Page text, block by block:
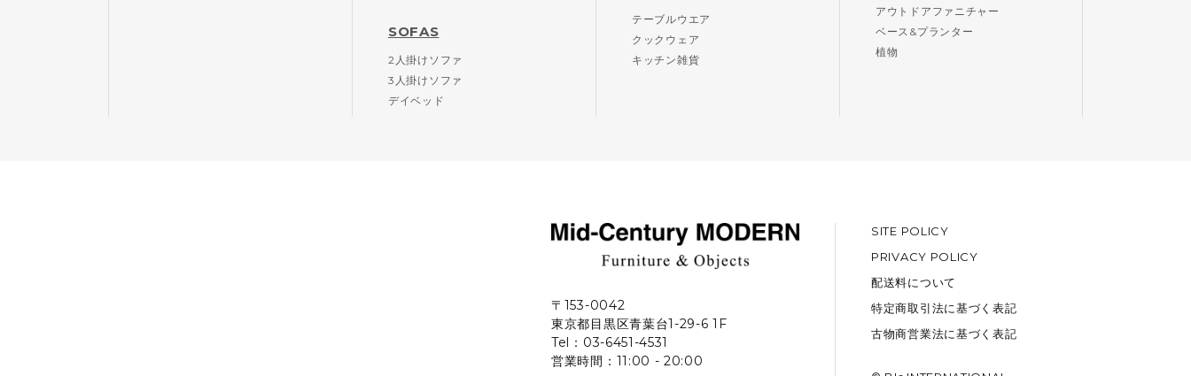
SOFAS
2人掛けソファ
3人掛けソファ
デイベッド
テーブルウエア
クックウェア
キッチン雑貨
アウトドアファニチャー
ベース&プランター
植物
〒153-0042
東京都目黒区青葉台1-29-6 1F
Tel：03-6451-4531
営業時間：11:00 - 20:00
SITE POLICY
PRIVACY POLICY
配送料について
特定商取引法に基づく表記
古物商営業法に基づく表記